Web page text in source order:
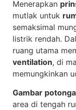
Menerapkan
mutlak untuk
semaksimal
listrik rendah.
ruang utama
ventilation, di
memungkinkan
Gambar
area di tengah